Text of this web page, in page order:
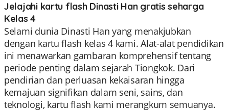
Jelajahi kartu flash Dinasti Han gratis seharga
Kelas 4
Selami dunia Dinasti Han yang menakjubkan
dengan kartu flash kelas 4 kami. Alat-alat pendidikan
ini menawarkan gambaran komprehensif tentang
periode penting dalam sejarah Tiongkok. Dari
pendirian dan perluasan kekaisaran hingga
kemajuan signifikan dalam seni, sains, dan
teknologi, kartu flash kami merangkum semuanya.